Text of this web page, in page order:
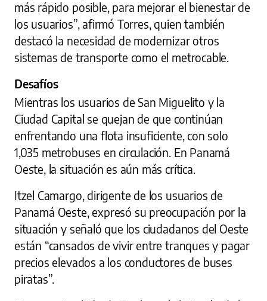
más rápido posible, para mejorar el bienestar de
los usuarios”, afirmó Torres, quien también
destacó la necesidad de modernizar otros
sistemas de transporte como el metrocable.
Desafíos
Mientras los usuarios de San Miguelito y la
Ciudad Capital se quejan de que continúan
enfrentando una flota insuficiente, con solo
1,035 metrobuses en circulación. En Panamá
Oeste, la situación es aún más crítica.
Itzel Camargo, dirigente de los usuarios de
Panamá Oeste, expresó su preocupación por la
situación y señaló que los ciudadanos del Oeste
están “cansados de vivir entre tranques y pagar
precios elevados a los conductores de buses
piratas”.